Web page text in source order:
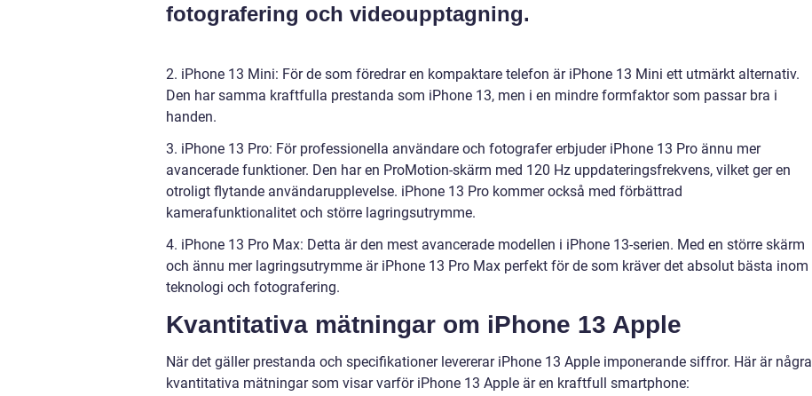
fotografering och videoupptagning.
2. iPhone 13 Mini: För de som föredrar en kompaktare telefon är iPhone 13 Mini ett utmärkt alternativ.
Den har samma kraftfulla prestanda som iPhone 13, men i en mindre formfaktor som passar bra i
handen.
3. iPhone 13 Pro: För professionella användare och fotografer erbjuder iPhone 13 Pro ännu mer
avancerade funktioner. Den har en ProMotion-skärm med 120 Hz uppdateringsfrekvens, vilket ger en
otroligt flytande användarupplevelse. iPhone 13 Pro kommer också med förbättrad
kamerafunktionalitet och större lagringsutrymme.
4. iPhone 13 Pro Max: Detta är den mest avancerade modellen i iPhone 13-serien. Med en större skärm
och ännu mer lagringsutrymme är iPhone 13 Pro Max perfekt för de som kräver det absolut bästa inom
teknologi och fotografering.
Kvantitativa mätningar om iPhone 13 Apple
När det gäller prestanda och specifikationer levererar iPhone 13 Apple imponerande siffror. Här är några
kvantitativa mätningar som visar varför iPhone 13 Apple är en kraftfull smartphone: